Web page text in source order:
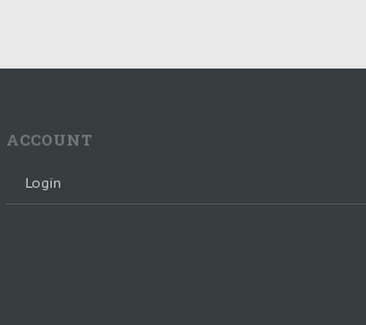
ACCOUNT
Login